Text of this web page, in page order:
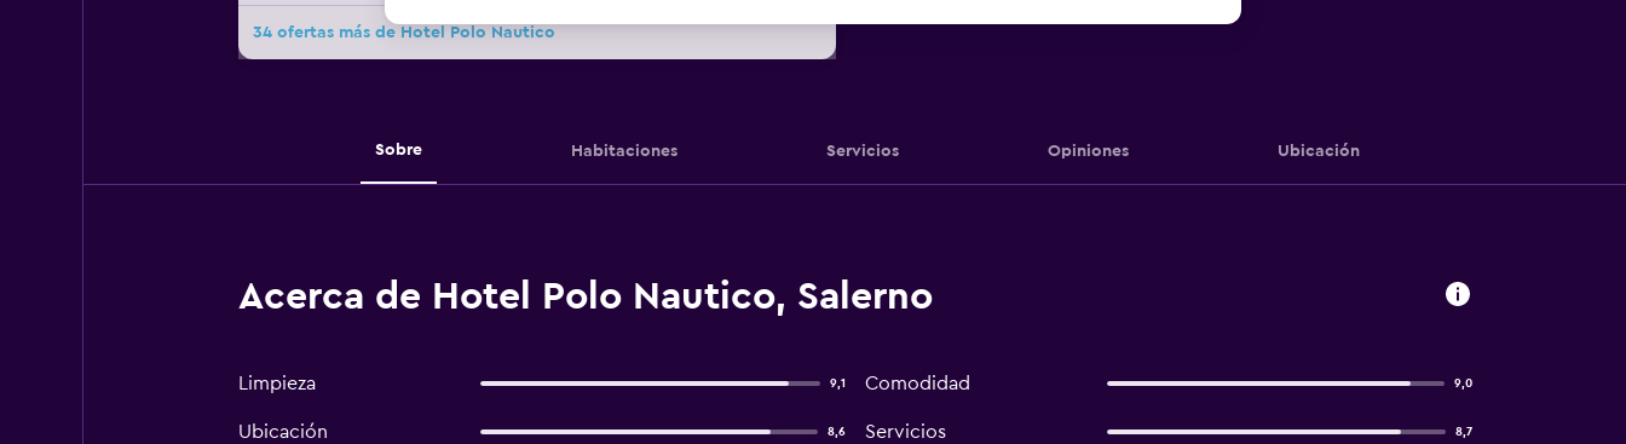
34 ofertas más de Hotel Polo Nautico
Sobre Habitaciones Servicios Opiniones Ubicación
Acerca de Hotel Polo Nautico, Salerno
Limpieza 9,1 Comodidad 9,0
Ubicación 8,6 Servicios 8,7